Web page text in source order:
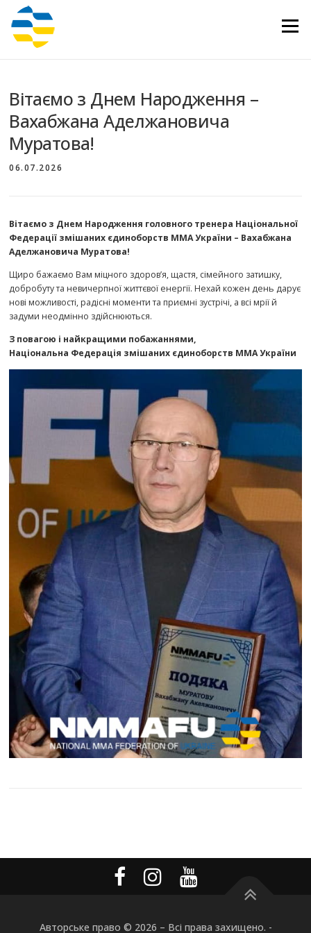
Перейти
вмісту
Меню
Вітаємо з Днем Народження –
Вахабжана Аделжановича
Муратова!
06.07.2026
Вітаємо з Днем Народження головного тренера Національної
Федерації змішаних єдиноборств ММА України – Вахабжана
Аделжановича Муратова!
Щиро бажаємо Вам міцного здоров’я, щастя, сімейного затишку,
добробуту та невичерпної життєвої енергії. Нехай кожен день дарує
нові можливості, радісні моменти та приємні зустрічі, а всі мрії й
задуми неодмінно здійснюються.
З повагою і найкращими побажаннями,
Національна Федерація змішаних єдиноборств ММА України
Авторське право © 2026 – Всі права захищено. -